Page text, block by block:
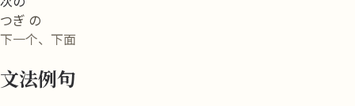
つぎ の
下一个、下面
文法例句